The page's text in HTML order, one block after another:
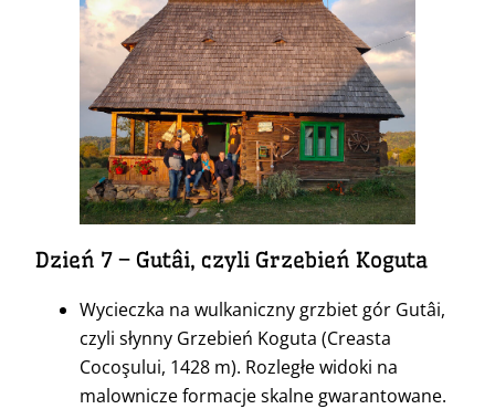
Dzień 7 – Gutâi, czyli Grzebień Koguta
Wycieczka na wulkaniczny grzbiet gór Gutâi,
czyli słynny Grzebień Koguta (Creasta
Cocoşului, 1428 m). Rozległe widoki na
malownicze formacje skalne gwarantowane.